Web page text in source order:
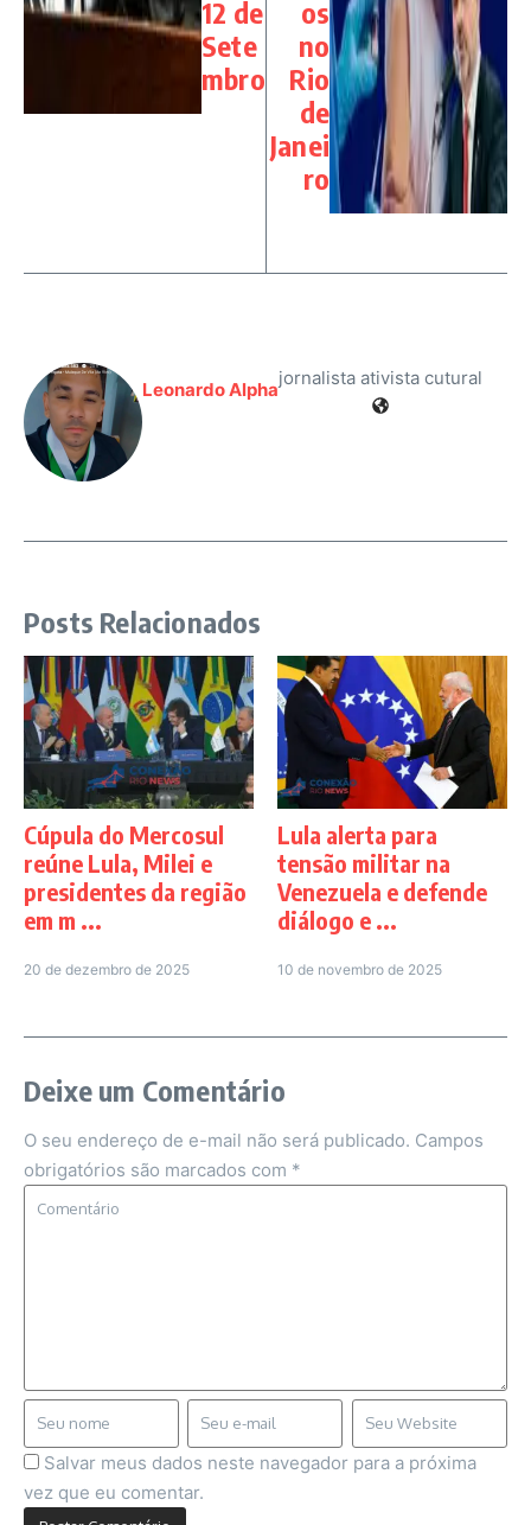
12 de
Sete
mbro
os
no
Rio
de
Janei
ro
Leonardo Alpha
jornalista ativista cutural
Posts Relacionados
Cúpula do Mercosul
reúne Lula, Milei e
presidentes da região
em m ...
20 de dezembro de 2025
Lula alerta para
tensão militar na
Venezuela e defende
diálogo e ...
10 de novembro de 2025
Deixe um Comentário
O seu endereço de e-mail não será publicado. Campos
obrigatórios são marcados com *
Salvar meus dados neste navegador para a próxima
vez que eu comentar.